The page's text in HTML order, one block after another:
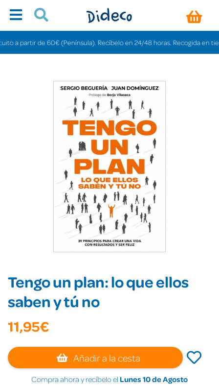
partir de 60€ (Península). Recíbelo en 24/48 horas. Recogida en
Tengo un plan: lo que ellos
saben y tú no
11,95€
Añadir a la cesta
Compra ahora y recíbelo el Lunes 10 de Agosto